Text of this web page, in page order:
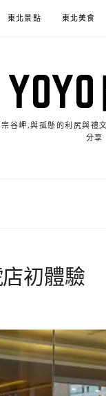
東北景點 東北美食
谷岬,與孤懸的利尻與
分享
初體驗